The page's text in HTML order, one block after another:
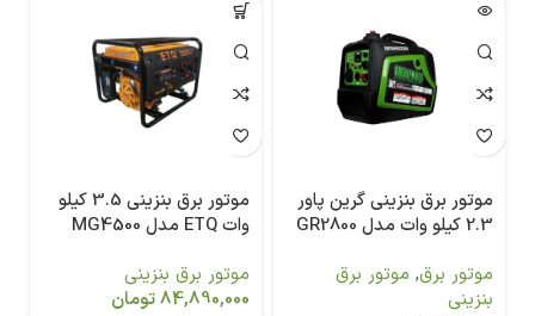
موتور برق بنزینی گرین پاور
2.3 کیلو وات مدل GR2800
موتور برق, موتور برق
بنزینی
موتور برق بنزینی 3.5 کیلو
وات ETQ مدل MG4500
موتور برق بنزینی
84,890,000تومان